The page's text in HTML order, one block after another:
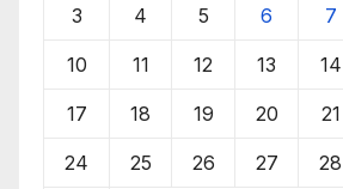
3 4 5 6 7
10 11 12 13 14
17 18 19 20 21
24 25 26 27 28